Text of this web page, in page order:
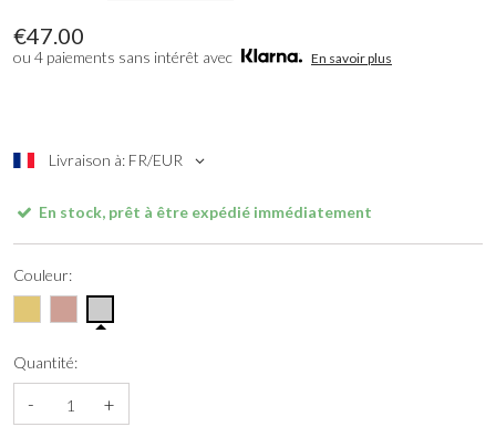
€47.00
ou 4 paiements sans intérêt avec En savoir plus
Livraison à: FR/EUR
En stock, prêt à être expédié immédiatement
Couleur:
Quantité:
- +